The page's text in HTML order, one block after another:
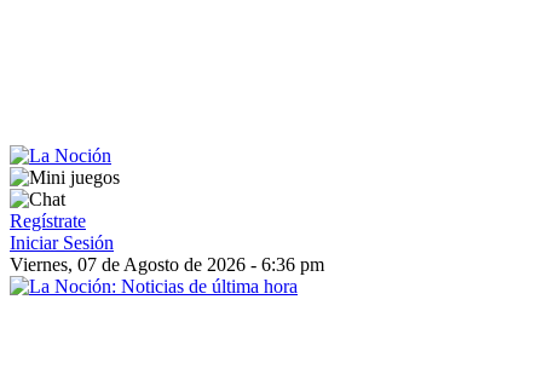
Regístrate
Iniciar Sesión
Viernes, 07 de Agosto de 2026 - 6:36 pm